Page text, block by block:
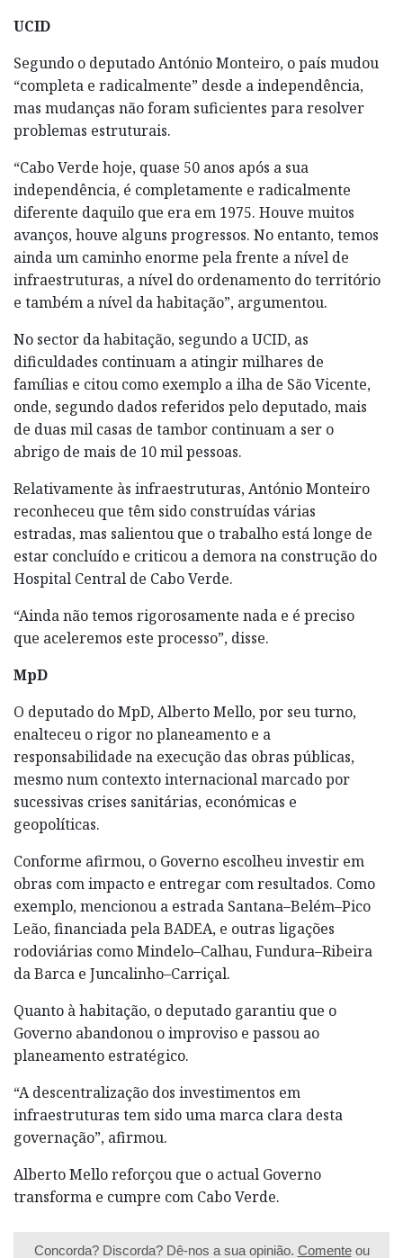
UCID
Segundo o deputado António Monteiro, o país mudou
“completa e radicalmente” desde a independência,
mas mudanças não foram suficientes para resolver
problemas estruturais.
“Cabo Verde hoje, quase 50 anos após a sua
independência, é completamente e radicalmente
diferente daquilo que era em 1975. Houve muitos
avanços, houve alguns progressos. No entanto, temos
ainda um caminho enorme pela frente a nível de
infraestruturas, a nível do ordenamento do território
e também a nível da habitação”, argumentou.
No sector da habitação, segundo a UCID, as
dificuldades continuam a atingir milhares de
famílias e citou como exemplo a ilha de São Vicente,
onde, segundo dados referidos pelo deputado, mais
de duas mil casas de tambor continuam a ser o
abrigo de mais de 10 mil pessoas.
Relativamente às infraestruturas, António Monteiro
reconheceu que têm sido construídas várias
estradas, mas salientou que o trabalho está longe de
estar concluído e criticou a demora na construção do
Hospital Central de Cabo Verde.
“Ainda não temos rigorosamente nada e é preciso
que aceleremos este processo”, disse.
MpD
O deputado do MpD, Alberto Mello, por seu turno,
enalteceu o rigor no planeamento e a
responsabilidade na execução das obras públicas,
mesmo num contexto internacional marcado por
sucessivas crises sanitárias, económicas e
geopolíticas.
Conforme afirmou, o Governo escolheu investir em
obras com impacto e entregar com resultados. Como
exemplo, mencionou a estrada Santana–Belém–Pico
Leão, financiada pela BADEA, e outras ligações
rodoviárias como Mindelo–Calhau, Fundura–Ribeira
da Barca e Juncalinho–Carriçal.
Quanto à habitação, o deputado garantiu que o
Governo abandonou o improviso e passou ao
planeamento estratégico.
“A descentralização dos investimentos em
infraestruturas tem sido uma marca clara desta
governação”, afirmou.
Alberto Mello reforçou que o actual Governo
transforma e cumpre com Cabo Verde.
Concorda? Discorda? Dê-nos a sua opinião. Comenteou